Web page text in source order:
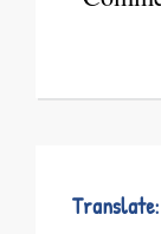
Translate: